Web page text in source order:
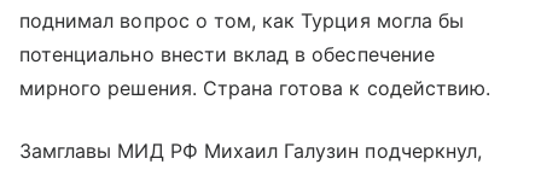
поднимал вопрос о том, как Турция могла бы
потенциально внести вклад в обеспечение
мирного решения. Страна готова к содействию.
Замглавы МИД РФ Михаил Галузин подчеркнул,